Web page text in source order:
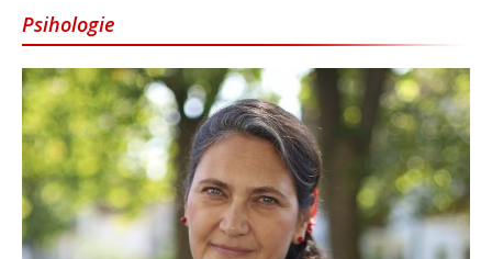
Psihologie